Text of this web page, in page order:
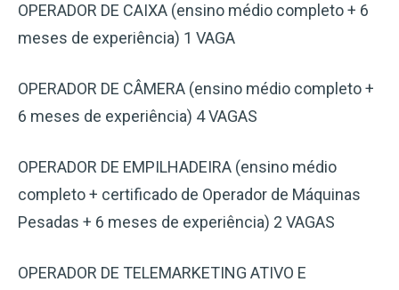
OPERADOR DE CAIXA (ensino médio completo + 6
meses de experiência) 1 VAGA
OPERADOR DE CÂMERA (ensino médio completo +
6 meses de experiência) 4 VAGAS
OPERADOR DE EMPILHADEIRA (ensino médio
completo + certificado de Operador de Máquinas
Pesadas + 6 meses de experiência) 2 VAGAS
OPERADOR DE TELEMARKETING ATIVO E